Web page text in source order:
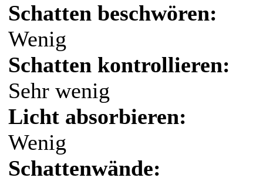
Schatten beschwören:
Wenig
Schatten kontrollieren:
Sehr wenig
Licht absorbieren:
Wenig
Schattenwände: